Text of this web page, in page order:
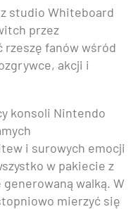
studio Whiteboard
przez
rzeszę fanów wśród
akcji i
konsoli Nintendo
i surowych emocji
w pakiecie z
walką. W
mierzyć się